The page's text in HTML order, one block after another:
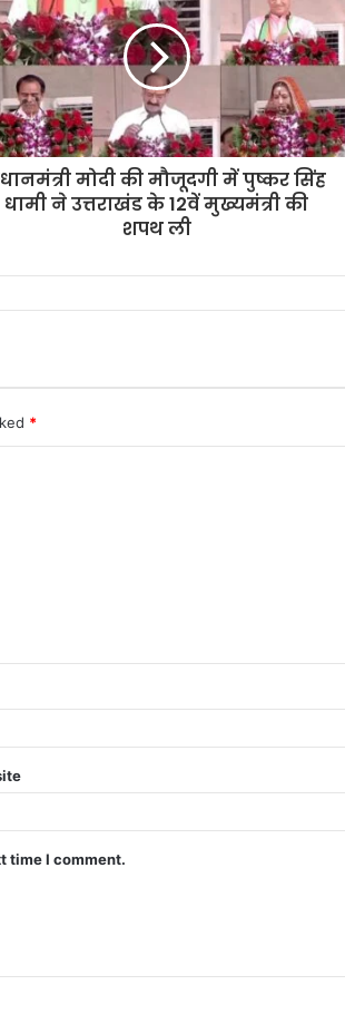
मोदी की मौजूदगी में पुष्कर सिंह
धामी ने उत्तराखंड के 12वें मुख्यमंत्री की
शपथ ली
*
time I comment.